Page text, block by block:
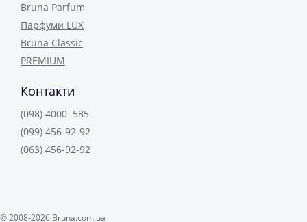
Bruna Parfum
Парфуми LUX
Bruna Classic
PREMIUM
Контакти
(098) 4000 585
(099) 456-92-92
(063) 456-92-92
© 2008-2026 Bruna.com.ua